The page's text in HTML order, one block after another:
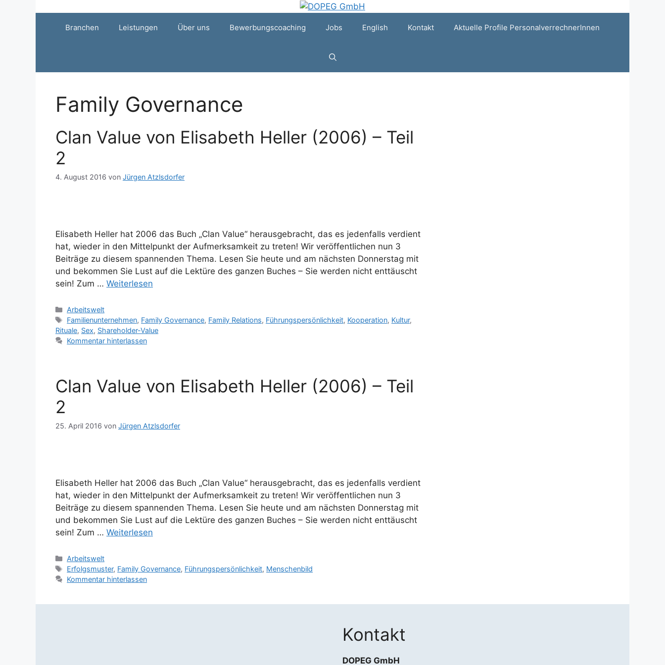
Branchen Leistungen Über uns Bewerbungscoaching Jobs English Kontakt Aktuelle Profile PersonalverrechnerInnen
Family Governance
Clan Value von Elisabeth Heller (2006) – Teil
2
4. August 2016 von Jürgen Atzlsdorfer
Elisabeth Heller hat 2006 das Buch „Clan Value“ herausgebracht, das es jedenfalls verdient
hat, wieder in den Mittelpunkt der Aufmerksamkeit zu treten! Wir veröffentlichen nun 3
Beiträge zu diesem spannenden Thema. Lesen Sie heute und am nächsten Donnerstag mit
und bekommen Sie Lust auf die Lektüre des ganzen Buches – Sie werden nicht enttäuscht
sein! Zum … Weiterlesen
Kategorien
Arbeitswelt
Schlagwörter
Familienunternehmen, Family Governance, Family Relations, Führungspersönlichkeit, Kooperation, Kultur,
Rituale, Sex, Shareholder-Value
Kommentar hinterlassen
Clan Value von Elisabeth Heller (2006) – Teil
2
25. April 2016 von Jürgen Atzlsdorfer
Elisabeth Heller hat 2006 das Buch „Clan Value“ herausgebracht, das es jedenfalls verdient
hat, wieder in den Mittelpunkt der Aufmerksamkeit zu treten! Wir veröffentlichen nun 3
Beiträge zu diesem spannenden Thema. Lesen Sie heute und am nächsten Donnerstag mit
und bekommen Sie Lust auf die Lektüre des ganzen Buches – Sie werden nicht enttäuscht
sein! Zum … Weiterlesen
Kategorien
Arbeitswelt
Schlagwörter
Erfolgsmuster, Family Governance, Führungspersönlichkeit, Menschenbild
Kommentar hinterlassen
Kontakt
DOPEG GmbH